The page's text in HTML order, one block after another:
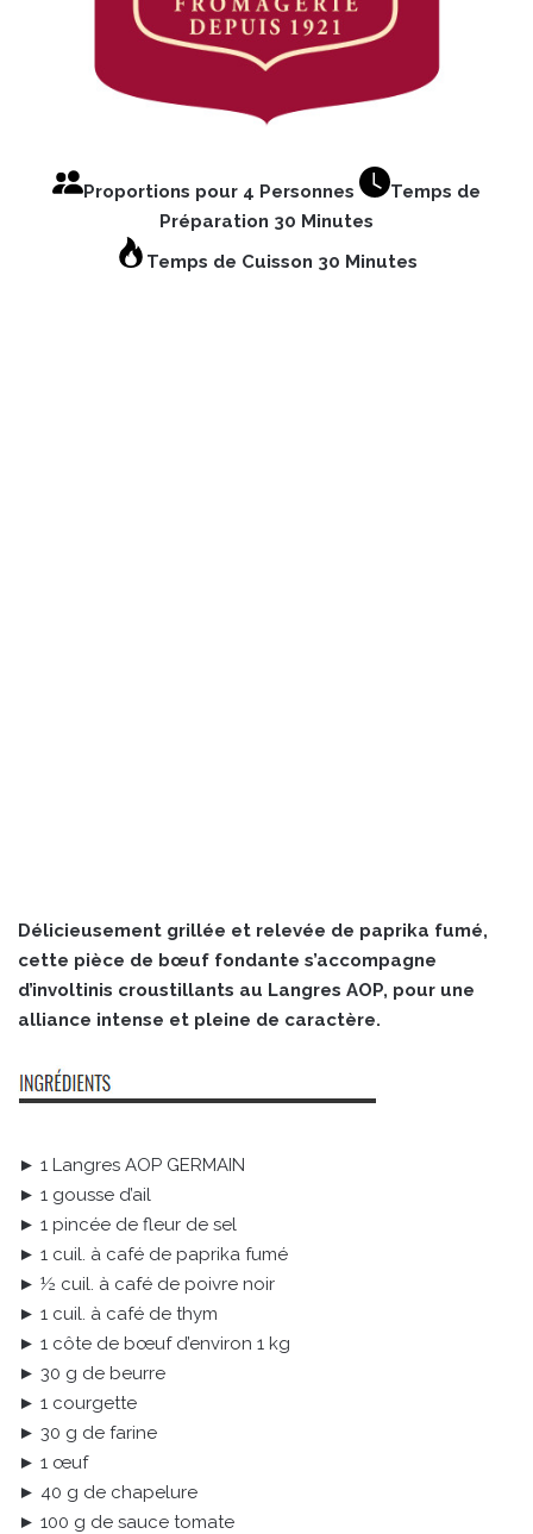
Proportions pour 4 Personnes
Temps de
Préparation 30 Minutes
Temps de Cuisson 30 Minutes
Délicieusement grillée et relevée de paprika fumé,
cette pièce de bœuf fondante s’accompagne
d’involtinis croustillants au Langres AOP, pour une
alliance intense et pleine de caractère.
► 1 Langres AOP GERMAIN
► 1 gousse d’ail
► 1 pincée de fleur de sel
► 1 cuil. à café de paprika fumé
► ½ cuil. à café de poivre noir
► 1 cuil. à café de thym
► 1 côte de bœuf d’environ 1 kg
► 30 g de beurre
► 1 courgette
► 30 g de farine
► 1 œuf
► 40 g de chapelure
► 100 g de sauce tomate